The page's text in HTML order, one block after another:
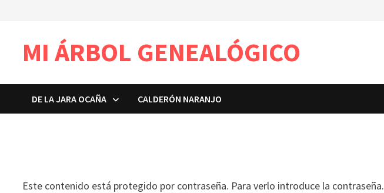
MI ÁRBOL GENEALÓGICO
DE LA JARA OCAÑA CALDERÓN NARANJO
Este contenido está protegido por contraseña. Para verlo introduce la contraseña.